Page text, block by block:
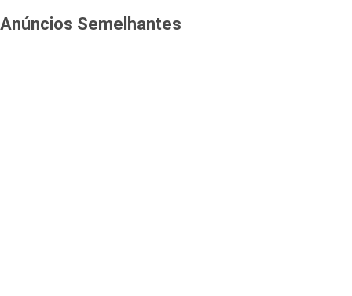
Anúncios Semelhantes